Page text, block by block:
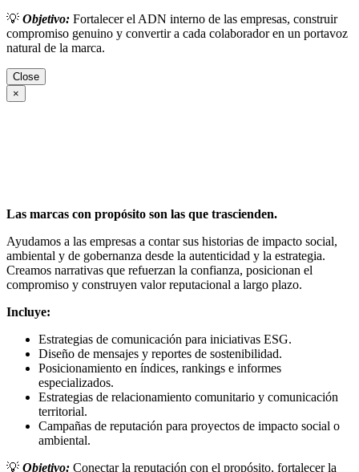
💡 Objetivo: Fortalecer el ADN interno de las empresas, construir
compromiso genuino y convertir a cada colaborador en un portavoz
natural de la marca.
Close
×
Las marcas con propósito son las que trascienden.
Ayudamos a las empresas a contar sus historias de impacto social,
ambiental y de gobernanza desde la autenticidad y la estrategia.
Creamos narrativas que refuerzan la confianza, posicionan el
compromiso y construyen valor reputacional a largo plazo.
Incluye:
Estrategias de comunicación para iniciativas ESG.
Diseño de mensajes y reportes de sostenibilidad.
Posicionamiento en índices, rankings e informes
especializados.
Estrategias de relacionamiento comunitario y comunicación
territorial.
Campañas de reputación para proyectos de impacto social o
ambiental.
💡 Objetivo: Conectar la reputación con el propósito, fortalecer la